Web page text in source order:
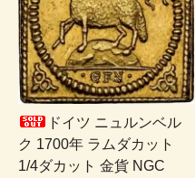
ドイツ ニュルンベル
ク 1700年 ラムダカット
1/4ダカット 金貨 NGC